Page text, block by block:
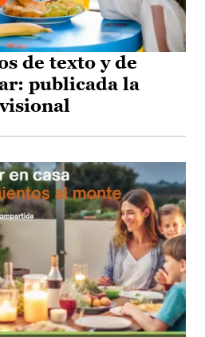
de texto y de
publicada la